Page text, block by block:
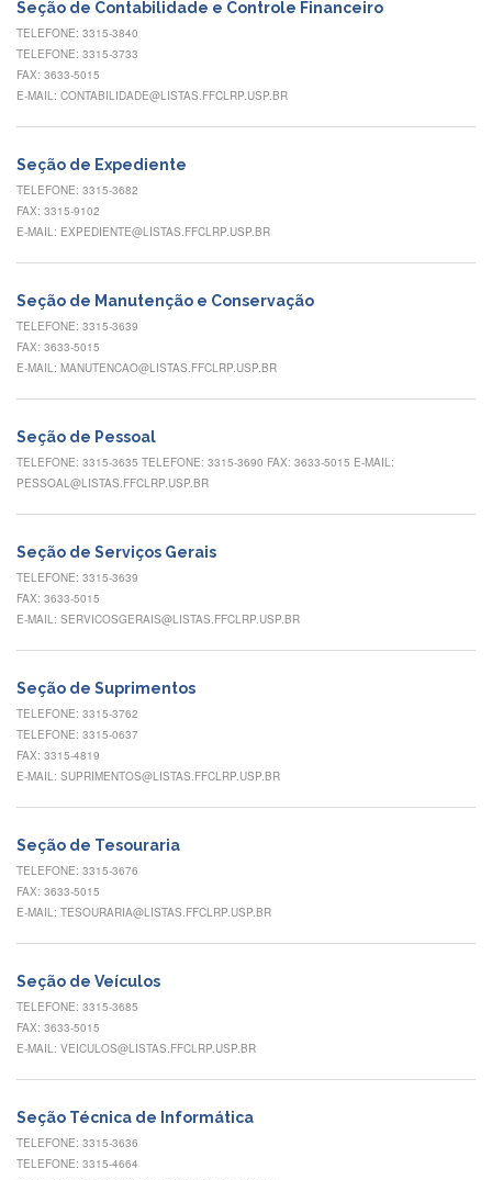
CULTURA
E
EXTENSÃO
e
Projetos
Ciências
Empresas
Cursos
e
Atividades
e
Editais
Notícias
Eventos
Contato
INCLUSÃO
Apresentação
Regimento
Portarias
e
Eventos
de
Inclusão
Pertencimento
Apoio
estudantil
Você
Seção de Contabilidade e Controle Financeiro
TELEFONE: 3315-3840
TELEFONE: 3315-3733
FAX: 3633-5015
E-MAIL: CONTABILIDADE@LISTAS.FFCLRP.USP.BR
Seção de Expediente
TELEFONE: 3315-3682
FAX: 3315-9102
E-MAIL: EXPEDIENTE@LISTAS.FFCLRP.USP.BR
Seção de Manutenção e Conservação
TELEFONE: 3315-3639
FAX: 3633-5015
E-MAIL: MANUTENCAO@LISTAS.FFCLRP.USP.BR
Seção de Pessoal
TELEFONE: 3315-3635 TELEFONE: 3315-3690 FAX: 3633-5015 E-MAIL:
PESSOAL@LISTAS.FFCLRP.USP.BR
Seção de Serviços Gerais
TELEFONE: 3315-3639
FAX: 3633-5015
E-MAIL: SERVICOSGERAIS@LISTAS.FFCLRP.USP.BR
Seção de Suprimentos
TELEFONE: 3315-3762
TELEFONE: 3315-0637
FAX: 3315-4819
E-MAIL: SUPRIMENTOS@LISTAS.FFCLRP.USP.BR
Seção de Tesouraria
TELEFONE: 3315-3676
FAX: 3633-5015
E-MAIL: TESOURARIA@LISTAS.FFCLRP.USP.BR
Seção de Veículos
TELEFONE: 3315-3685
FAX: 3633-5015
E-MAIL: VEICULOS@LISTAS.FFCLRP.USP.BR
Seção Técnica de Informática
TELEFONE: 3315-3636
TELEFONE: 3315-4664